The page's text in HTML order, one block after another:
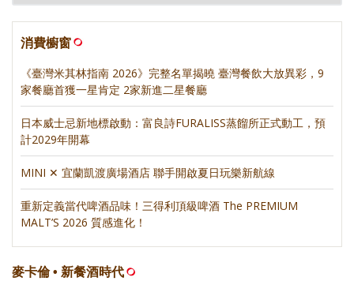
消費櫥窗
《臺灣米其林指南 2026》完整名單揭曉 臺灣餐飲大放異彩，9
家餐廳首獲一星肯定 2家新進二星餐廳
日本威士忌新地標啟動：富良詩FURALISS蒸餾所正式動工，預
計2029年開幕
MINI ✕ 宜蘭凱渡廣場酒店 聯手開啟夏日玩樂新航線
重新定義當代啤酒品味！三得利頂級啤酒 The PREMIUM
MALT’S 2026 質感進化！
麥卡倫 • 新餐酒時代